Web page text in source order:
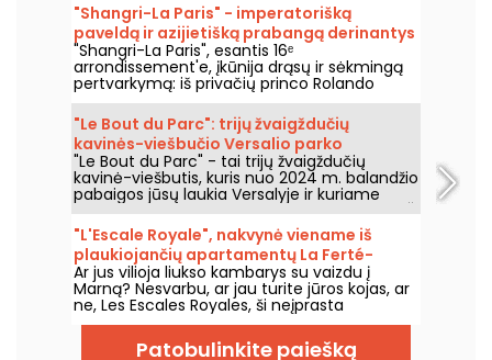
"Shangri-La Paris" - imperatorišką
paveldą ir azijietišką prabangą derinantys
kunigaikščių rūmai Ienos alėjoje
"Shangri-La Paris", esantis 16ᵉ
arrondissement'e, įkūnija drąsų ir sėkmingą
pertvarkymą: iš privačių princo Rolando
Bonaparto rūmų jis tapo viešbučiu, įtrauktu į
istorinių paminklų sąrašą, ir išskirtiniais
rūmais.
"Le Bout du Parc": trijų žvaigždučių
kavinės-viešbučio Versalio parko
pakraštyje testas
"Le Bout du Parc" - tai trijų žvaigždučių
kavinė-viešbutis, kuris nuo 2024 m. balandžio
pabaigos jūsų laukia Versalyje ir kuriame
puikiai dera gamta ir šiuolaikinis komfortas. Ši
įstaiga, įsikūrusi prie įėjimo į Versalio pilies
parką, žada unikalią patirtį, kurioje dera
ekologiškai atsakinga architektūra ir šiltas
priėmimas prestižinėje Gally ekologinės
kaimynystės aplinkoje. Viešbutis, kuriame
galėjome praleisti naktį... Apie tai jums
papasakosime!
"L'Escale Royale", nakvynė viename iš
plaukiojančių apartamentų La Ferté-
sous-Jouarre (77)
Ar jus vilioja liukso kambarys su vaizdu į
Marną? Nesvarbu, ar jau turite jūros kojas, ar
ne, Les Escales Royales, ši neįprasta
apgyvendinimo įstaiga ant vandens, siūlo
jums galimybę praleisti naktį (ar daugiau, jei
norite) viename iš plūduriuojančių
Patobulinkite paiešką